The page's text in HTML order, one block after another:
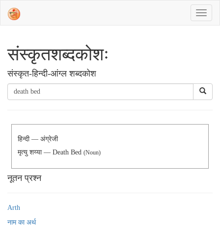
संस्‍कृतशब्‍दकोशः
संस्‍कृत-हिन्दी-आंग्ल शब्दकोश
हिन्दी — अंग्रेजी
मृत्यु शय्या — Death Bed (Noun)
नूतन प्रश्न
Arth
नाम का अर्थ